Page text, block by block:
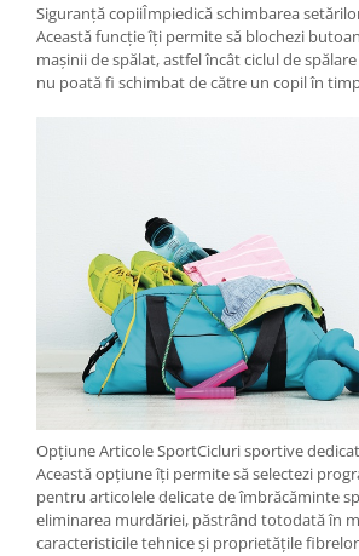
Siguranță copiiÎmpiedică schimbarea
Această funcție îți permite să blochezi
mașinii de spălat, astfel încât ciclul de spălare
nu poată fi schimbat de către un copil în
Opțiune Articole SportCicluri sportive
Această opțiune îți permite să selectezi
pentru articolele delicate de îmbrăcăminte
eliminarea murdăriei, păstrând totodată în
caracteristicile tehnice și proprietățile